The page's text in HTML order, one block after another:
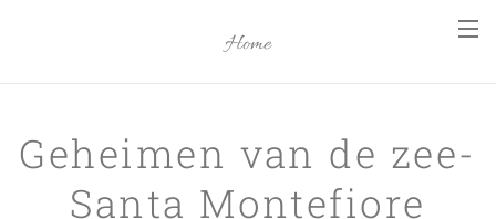
Home
Geheimen van de zee-
Santa Montefiore